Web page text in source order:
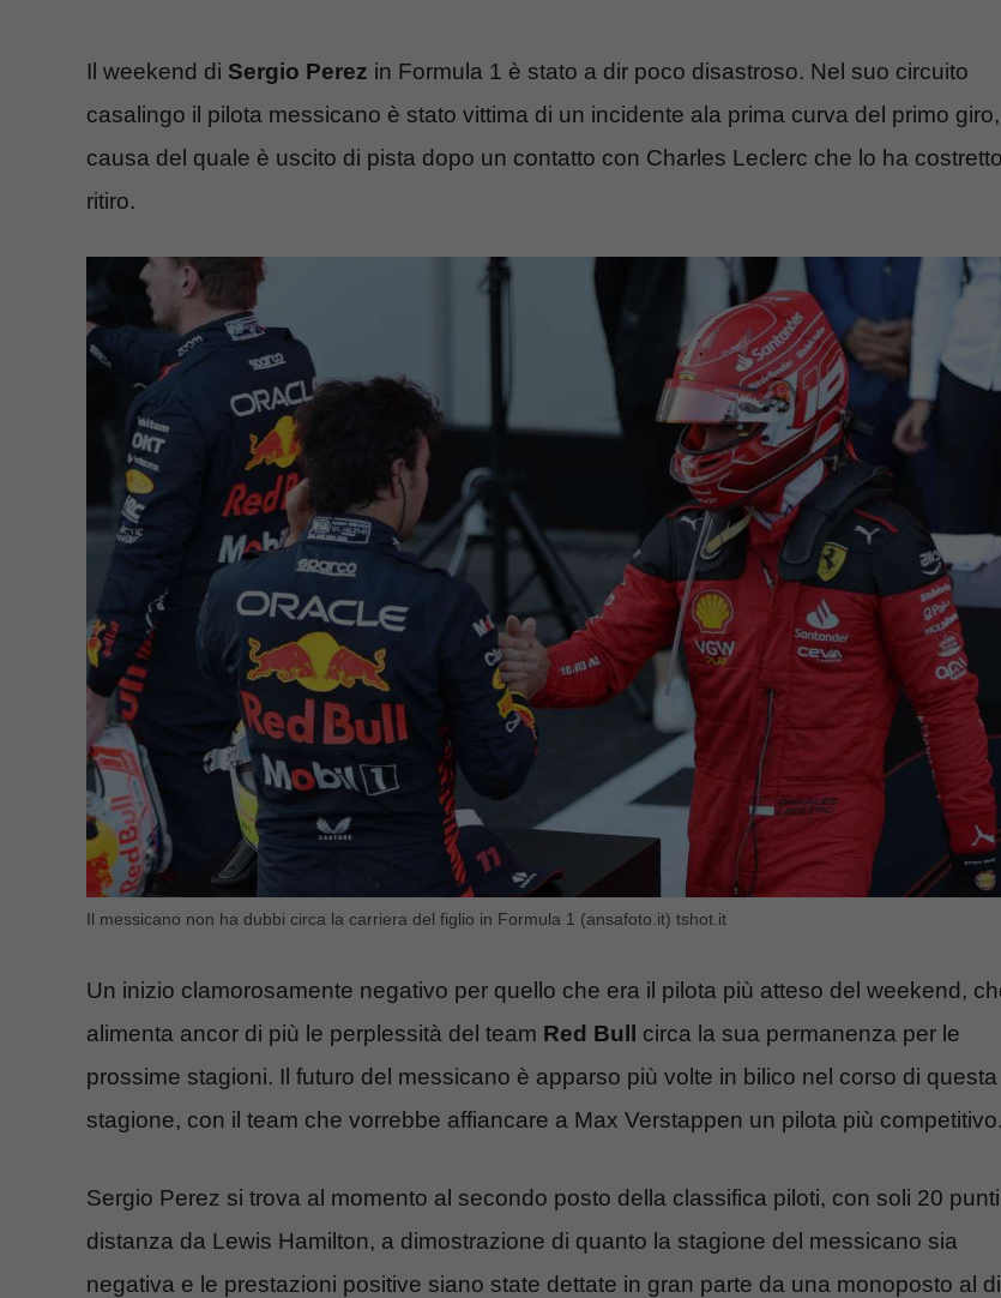
Il weekend di Sergio Perez in Formula 1 è stato a dir poco disastroso. Nel suo circuito
casalingo il pilota messicano è stato vittima di un incidente ala prima curva del primo
causa del quale è uscito di pista dopo un contatto con Charles Leclerc che lo ha
ritiro.
Il messicano non ha dubbi circa la carriera del figlio in Formula 1 (ansafoto.it) tshot.it
Un inizio clamorosamente negativo per quello che era il pilota più atteso del weekend,
alimenta ancor di più le perplessità del team Red Bull
circa la sua permanenza per le
prossime stagioni. Il futuro del messicano è apparso più volte in bilico nel corso di questa
stagione, con il team che vorrebbe affiancare a Max Verstappen un pilota più competitivo.
Sergio Perez si trova al momento al secondo posto della classifica piloti, con soli 20
distanza da Lewis Hamilton, a dimostrazione di quanto la stagione del messicano sia
negativa e le prestazioni positive siano state dettate in gran parte da una monoposto al di